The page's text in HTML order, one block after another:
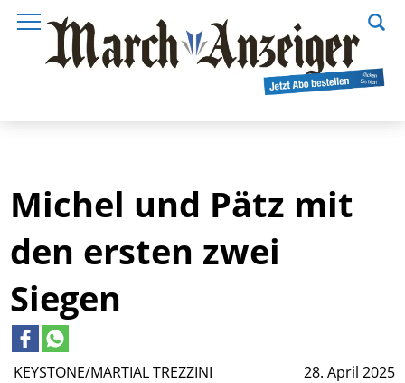
KEYSTONE/MARTIAL TREZZINI 28. April 2025
Michel und Pätz mit
den ersten zwei
Siegen